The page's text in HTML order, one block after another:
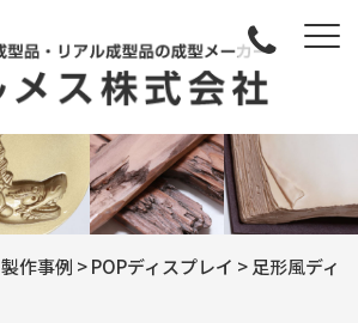
製作事例 >POPディスプレイ > 足形風ディ